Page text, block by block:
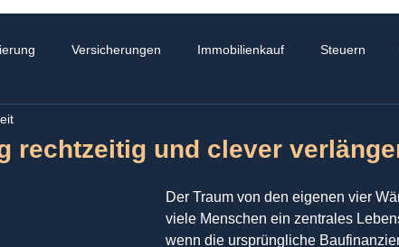
Versicherungen Immobilienkauf Steuern
rechtzeitig und clever
Der Traum von den eigenen vier
viele Menschen ein zentrales
wenn die ursprüngliche